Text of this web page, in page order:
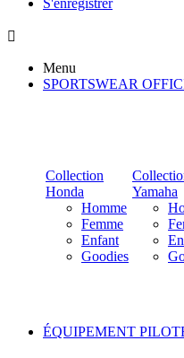
S'enregistrer

Menu
SPORTSWEAR
Collection
Honda
Homme
Femme
Enfant
Goodies
Yamaha
ÉQUIPEMENT